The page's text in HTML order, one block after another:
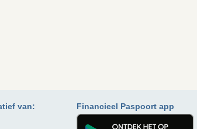
van: Financieel Paspoort app